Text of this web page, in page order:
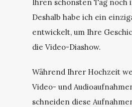
Ihren schönsten Tag noch
Deshalb habe ich ein
entwickelt, um Ihre
die Video-Diashow.
Während Ihrer Hochzeit
Video- und
schneiden diese